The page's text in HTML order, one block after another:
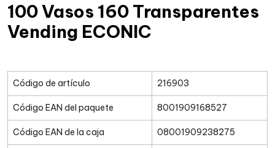
100 Vasos 160 Transparentes
Vending ECONIC
Código de artículo 216903
Código EAN del paquete 8001909168527
Código EAN de la caja 08001909238275